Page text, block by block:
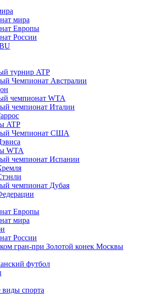
мира
Европы
России
турнир ATP
Чемпионат Австралии
чемпионат WTA
чемпионат Италии
ATP
Чемпионат США
WTA
чемпионат Испании
чемпионат Дубая
Европы
мира
России
гран-при Золотой конек Москвы
футбол
спорта